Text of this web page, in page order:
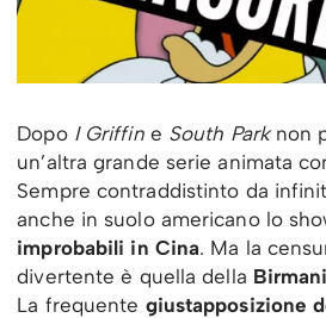
DopoI Griffine South Parknon
un’altra grande serie animata
Sempre contraddistinto da
anche in suolo americano lo
improbabili in Cina. Ma la
divertente è quella della
La frequente giustapposizione